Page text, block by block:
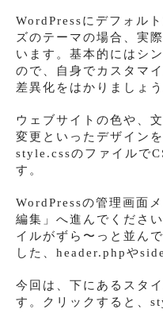
WordPressにデフォル
ズのテーマの場合、実
います。基本的にはシ
ので、自身でカスタマ
差異化をはかりましょう
ウェブサイトの色や、
変更といったデザイン
style.cssのファイルで
す。
WordPressの管理画面
編集」へ進んでくださ
イルがずら〜っと並ん
した、header.phpや
今回は、下にあるスタ
す。クリックすると、